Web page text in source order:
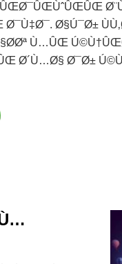
Ø§Ú¯Ø±
Ù…ÛŒ
Ø´Ù…Ø§ Ø¯Ø±